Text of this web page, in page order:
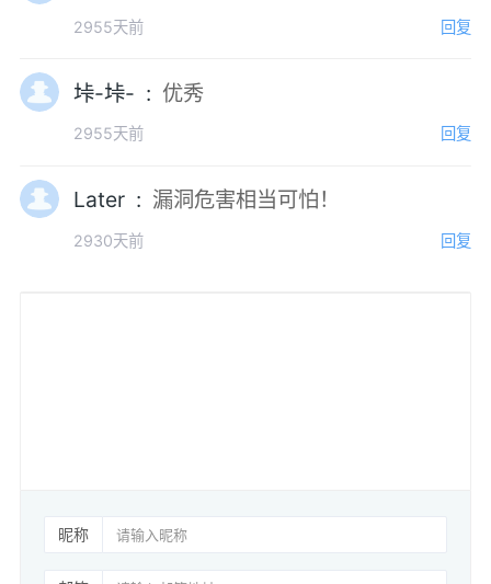
2955天前 回复
垰-垰- : 优秀
2955天前 回复
Later : 漏洞危害相当可怕！
2930天前 回复
昵称